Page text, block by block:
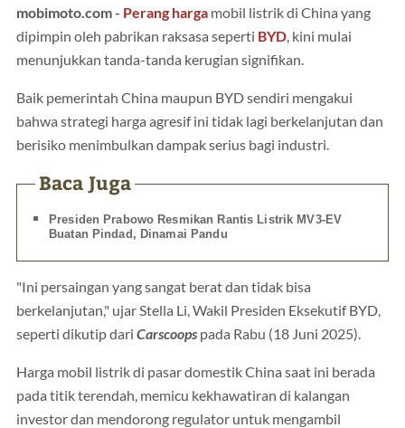
mobimoto.com - Perang harga mobil listrik di China yang
dipimpin oleh pabrikan raksasa seperti BYD, kini mulai
menunjukkan tanda-tanda kerugian signifikan.
Baik pemerintah China maupun BYD sendiri mengakui
bahwa strategi harga agresif ini tidak lagi berkelanjutan dan
berisiko menimbulkan dampak serius bagi industri.
Baca Juga
Presiden Prabowo Resmikan Rantis Listrik MV3-EV
Buatan Pindad, Dinamai Pandu
"Ini persaingan yang sangat berat dan tidak bisa
berkelanjutan," ujar Stella Li, Wakil Presiden Eksekutif BYD,
seperti dikutip dari Carscoops pada Rabu (18 Juni 2025).
Harga mobil listrik di pasar domestik China saat ini berada
pada titik terendah, memicu kekhawatiran di kalangan
investor dan mendorong regulator untuk mengambil